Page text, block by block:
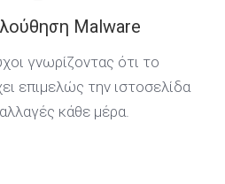
Malware
γνωρίζοντας ότι το
επιμελώς την ιστοσελίδα
κάθε μέρα.